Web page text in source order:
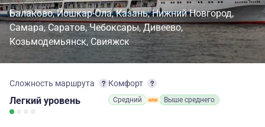
Балаково Йошкар-Ола Казань Нижний Новгород
Самара Саратов Чебоксары Дивеево
Козьмодемьянск Свияжск
Сложность маршрута
Легкий уровень
Комфорт
Средний Выше среднего